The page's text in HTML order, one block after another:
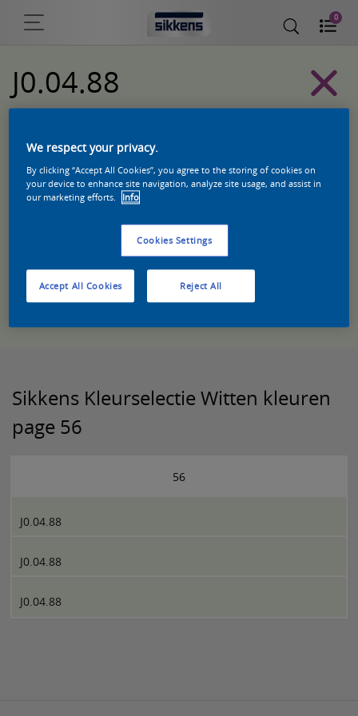
0
J0.04.88
Zoek een product in deze kleur
Sikkens Kleurselectie Witten kleuren
page 56
56
J0.04.88
J0.04.88
J0.04.88
We respect your privacy.
By clicking “Accept All Cookies”, you agree to the storing of cookies on
your device to enhance site navigation, analyze site usage, and assist in
our marketing efforts.
Info
Cookies Settings
Reject All
Accept All Cookies